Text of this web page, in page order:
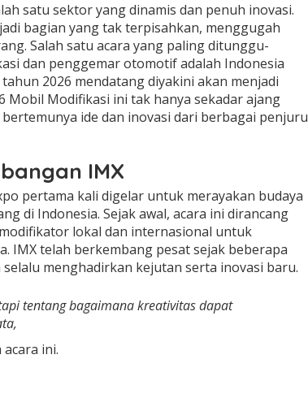
satu sektor yang dinamis dan penuh inovasi.
bagian yang tak terpisahkan, menggugah
Salah satu acara yang paling ditunggu-
dan penggemar otomotif adalah Indonesia
2026 mendatang diyakini akan menjadi
Mobil Modifikasi ini tak hanya sekadar ajang
ide dan inovasi dari berbagai penjuru
IMX
pertama kali digelar untuk merayakan budaya
di Indonesia. Sejak awal, acara ini dirancang
lokal dan internasional untuk
IMX telah berkembang pesat sejak beberapa
menghadirkan kejutan serta inovasi baru.
tentang bagaimana kreativitas dapat
ini.